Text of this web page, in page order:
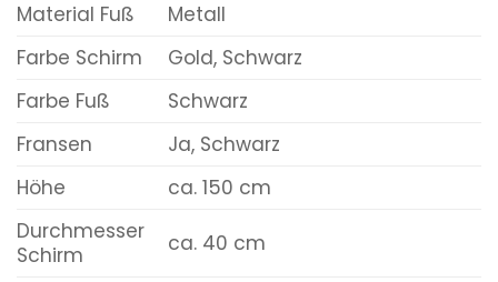
Material Fuß
Metall
Farbe Schirm
Gold, Schwarz
Farbe Fuß
Schwarz
Fransen
Ja, Schwarz
Höhe
ca. 150 cm
Durchmesser
Schirm
ca. 40 cm